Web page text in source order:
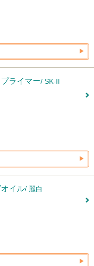
ライマー/ SK-II
イル/ 麗白